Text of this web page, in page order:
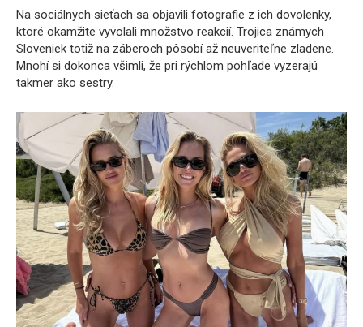
Na sociálnych sieťach sa objavili fotografie z ich dovolenky,
ktoré okamžite vyvolali množstvo reakcií. Trojica známych
Sloveniek totiž na záberoch pôsobí až neuveriteľne zladene.
Mnohí si dokonca všimli, že pri rýchlom pohľade vyzerajú
takmer ako sestry.